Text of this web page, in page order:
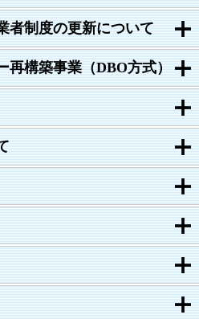
者制度の更新について
再構築事業（DBO方式）